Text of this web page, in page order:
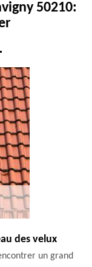
50210:
des velux
un grand